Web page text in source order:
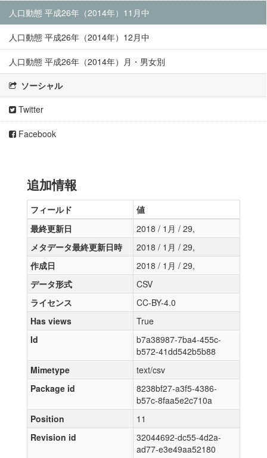
人口動態 平成26年（2014年）11月中
人口動態 平成26年（2014年）12月中
人口動態 平成26年（2014年）月・男女別
ソーシャル
Twitter
Facebook
追加情報
フィールド
値
最終更新日
2018 / 1月 / 29,
メタデータ最終更新日時
2018 / 1月 / 29,
作成日
2018 / 1月 / 29,
データ形式
CSV
ライセンス
CC-BY-4.0
Has views
True
Id
b7a38987-7ba4-455c-
b572-41dd542b5b88
Mimetype
text/csv
Package id
8238bf27-a3f5-4386-
b57c-8faa5e2c710a
Position
11
Revision id
32044692-dc55-4d2a-
ad77-e3e49aa52180